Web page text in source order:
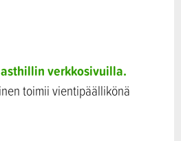
verkkosivuilla.
toimii vientipäällikönä